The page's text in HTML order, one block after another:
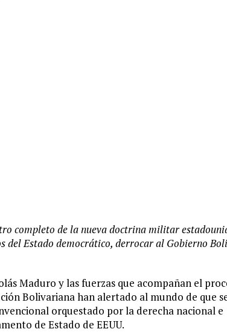
completo de la nueva doctrina militar
del Estado democrático, derrocar al Gobierno
Maduro y las fuerzas que acompañan el
Bolivariana han alertado al mundo de que
orquestado por la derecha nacional e
de Estado de EEUU.